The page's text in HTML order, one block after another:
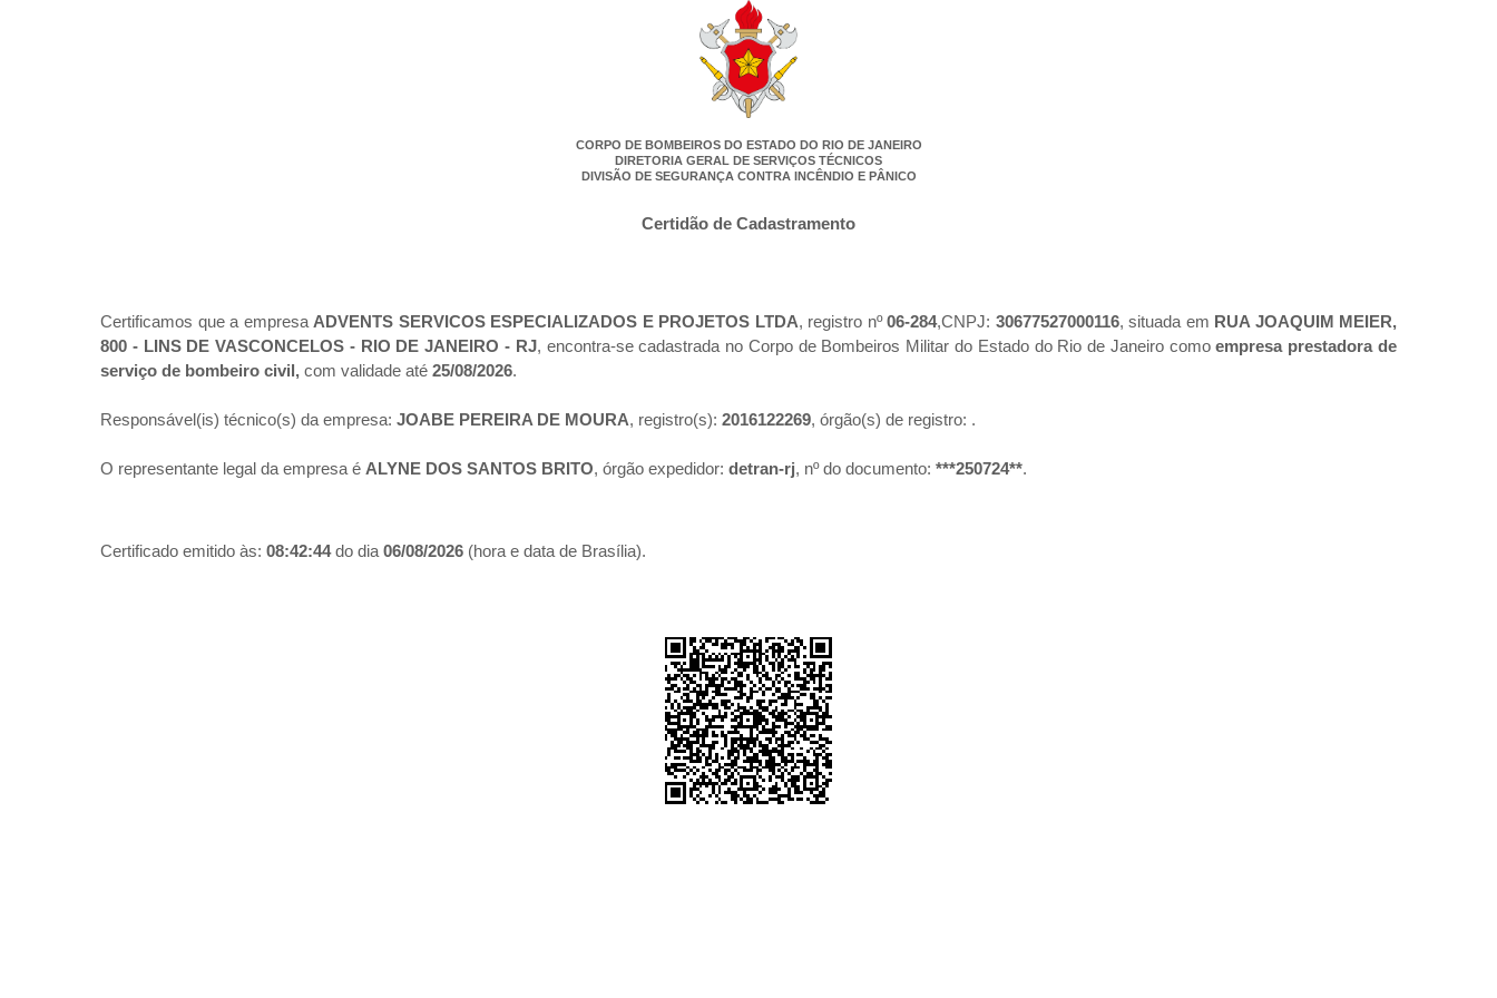
CORPO DE BOMBEIROS DO ESTADO DO RIO DE JANEIRO
DIRETORIA GERAL DE SERVIÇOS TÉCNICOS
DIVISÃO DE SEGURANÇA CONTRA INCÊNDIO E PÂNICO
Certidão de Cadastramento
Certificamos que a empresa ADVENTS SERVICOS ESPECIALIZADOS E PROJETOS LTDA, registro nº06-284,CNPJ: 30677527000116, situada em RUA JOAQUIM MEIER,
800 - LINS DE VASCONCELOS - RIO DE JANEIRO - RJ, encontra-se cadastrada no Corpo de Bombeiros Militar do Estado do Rio de Janeiro comoempresa prestadora de
serviço de bombeiro civil, com validade até 25/08/2026.
Responsável(is) técnico(s) da empresa: JOABE PEREIRA DE MOURA, registro(s): 2016122269, órgão(s) de registro: .
O representante legal da empresa é ALYNE DOS SANTOS BRITO, órgão expedidor: detran-rj, nº do documento: ***250724**.
Certificado emitido às: 08:42:44do dia 06/08/2026 (hora e data de Brasília).